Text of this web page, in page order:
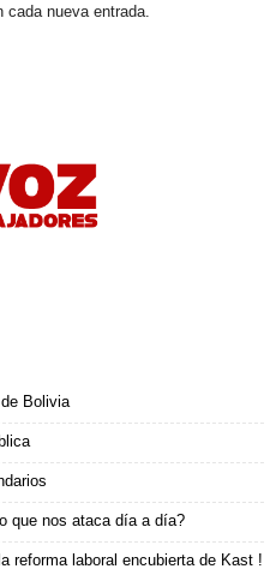
nueva entrada.
Bolivia
que nos ataca día a día?
reforma laboral encubierta de Kast !